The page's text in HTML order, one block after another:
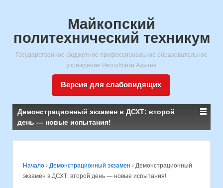
Майкопский
политехнический техникум
Государственное бюджетное профессиональное образовательное
учреждение Республики Адыгея
Версия для слабовидящих
Демонстрационный экзамен в ДСХТ: второй
день — новые испытания!
Начало › Демонстрационный экзамен › Демонстрационный
экзамен в ДСХТ: второй день — новые испытания!